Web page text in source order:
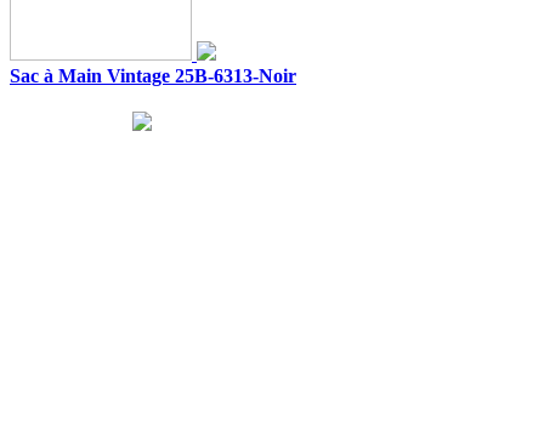
Sac à Main Vintage 25B-6313-Noir